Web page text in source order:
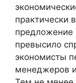
практически
предложение
превысило
экономисты
менеджеров